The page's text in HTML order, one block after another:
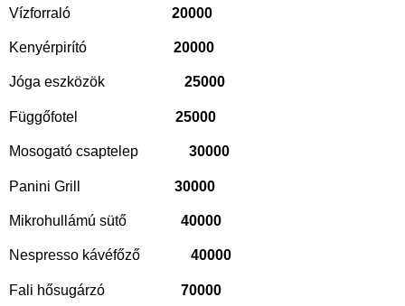
Vízforraló 20000
Kenyérpirító 20000
Jóga eszközök 25000
Függőfotel 25000
Mosogató csaptelep 30000
Panini Grill 30000
Mikrohullámú sütő 40000
Nespresso kávéfőző 40000
Fali hősugárzó 70000